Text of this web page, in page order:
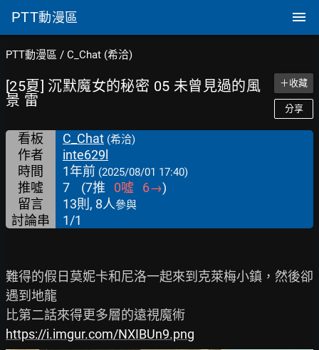
PTT動漫區
PTT動漫區 / C_Chat (希洽)
[25夏] 沉默魔女的秘密 05 未曾見過的風
景 雷
＋收藏
分享
看板 C_Chat (希洽)
作者
inte629l
時間
1年前 (2025/08/01 17:40)
推噓 7 (7推 0噓 6→)
留言
13則, 8人參與
討論串 1/1
難得的假日莫妮卡和尼洛一起來到克萊梅小鎮，然後卻
遇到地龍
https://i.imgur.com/NXIBUn9.png